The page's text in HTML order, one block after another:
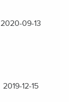
2020-09-13
2019-12-15